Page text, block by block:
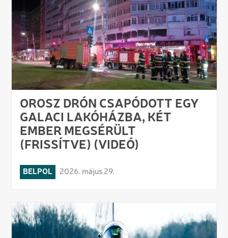
OROSZ DRÓN CSAPÓDOTT EGY
GALACI LAKÓHÁZBA, KÉT
EMBER MEGSÉRÜLT
(FRISSÍTVE) (VIDEÓ)
BELPOL 2026. május 29.